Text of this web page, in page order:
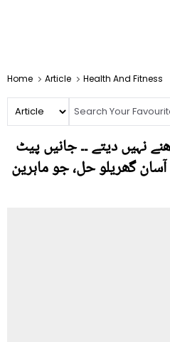
Home Article Health And Fitness
نہیں دیتے ۔۔ جانیں پیٹ
گھریلو حل، جو ماہرین